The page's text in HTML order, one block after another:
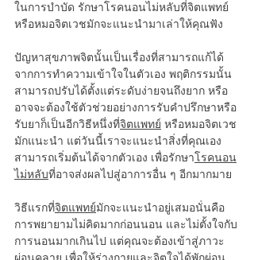
ในการบำบัด รักษาโรคนอนไม่หลับที่จิตแพทย์
หรือหมอจิตเวชมักจะแนะนำมาเล่าให้คุณฟัง
ปัญหาสุขภาพจิตนั้นเป็นเรื่องที่สามารถแก้ได้
จากการทำความเข้าใจในตัวเอง พฤติกรรมนั้น
สามารถปรับได้ตั้งแต่ระดับง่ายจนถึงยาก หรือ
อาจจะต้องใช้ตัวช่วยอย่างการรับคำปรึกษาหรือ
รับยาก็เป็นอีกวิธีหนึ่งที่จิตแพทย์ หรือหมอจิตเวช
มักแนะนำ แต่วันนี้เราจะแนะนำสิ่งที่คุณเอง
สามารถเริ่มต้นได้จากตัวเอง เพื่อรักษาโรคนอน
ไม่หลับที่อาจส่งผลไปสู่อาการอื่น ๆ อีกมากมาย
วิธีแรกที่จิตแพทย์มักจะแนะนำอยู่เสมอนั่นคือ
การพยายามไม่คิดมากก่อนนอน และไม่ตั้งใจกับ
การนอนมากเกินไป แต่คุณจะต้องเข้าสู่ภาวะ